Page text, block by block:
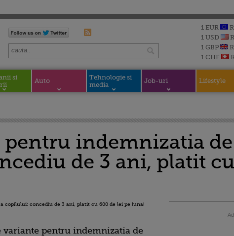
1 EUR
1 USD
1 GBP
1 CHF
si
Auto
Tehnologie si
media
Job-uri Lifestyle
indemnizatia de
de 3 ani, platit
pentru indemnizatia de